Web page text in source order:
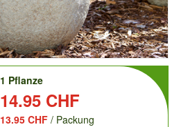
1 Pflanze
14.95 CHF
13.95 CHF / Packung